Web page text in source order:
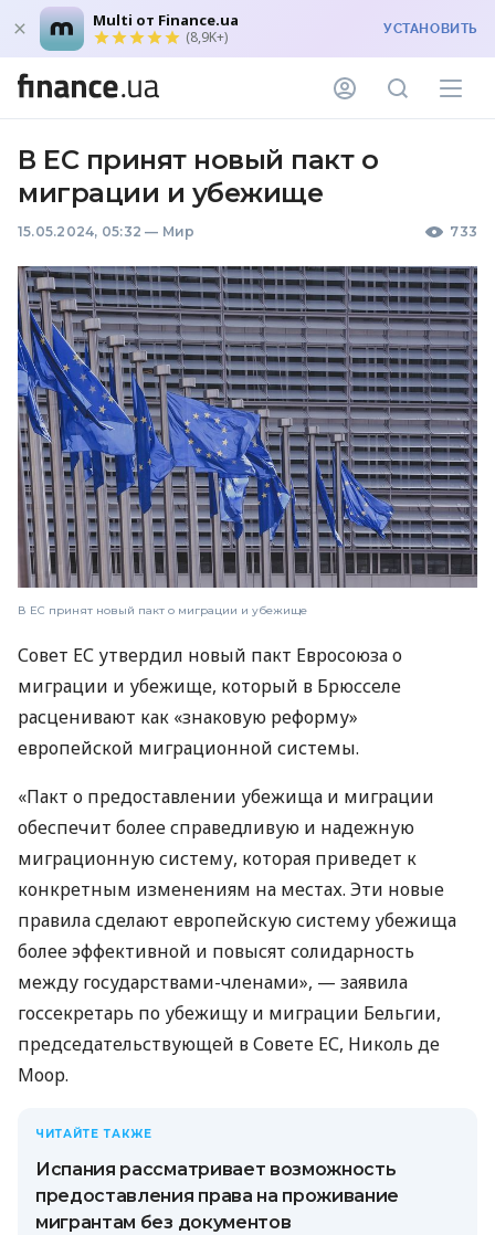
Multi от Finance.ua
(8,9K+) УСТАНОВИТЬ
В ЕС принят новый пакт о
миграции и убежище
15.05.2024, 05:32 — Мир 733
В ЕС принят новый пакт о миграции и убежище
Совет ЕС утвердил новый пакт Евросоюза о
миграции и убежище, который в Брюсселе
расценивают как «знаковую реформу»
европейской миграционной системы.
«Пакт о предоставлении убежища и миграции
обеспечит более справедливую и надежную
миграционную систему, которая приведет к
конкретным изменениям на местах. Эти новые
правила сделают европейскую систему убежища
более эффективной и повысят солидарность
между государствами-членами», — заявила
госсекретарь по убежищу и миграции Бельгии,
председательствующей в Совете ЕС, Николь де
Моор.
ЧИТАЙТЕ ТАКЖЕ
Испания рассматривает возможность
предоставления права на проживание
мигрантам без документов